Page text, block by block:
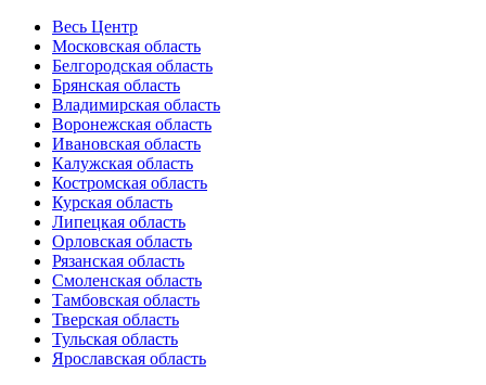
Весь Центр
Московская область
Белгородская область
Брянская область
Владимирская область
Воронежская область
Ивановская область
Калужская область
Костромская область
Курская область
Липецкая область
Орловская область
Рязанская область
Смоленская область
Тамбовская область
Тверская область
Тульская область
Ярославская область